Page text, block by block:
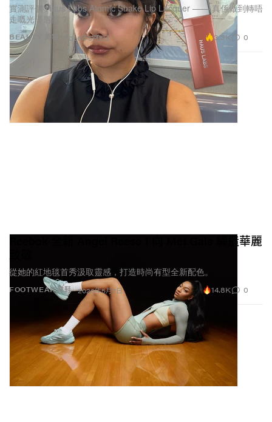
BEAUTY 美容
實測評價 Haus Labs Atomic Shake Lip Lacquer —— 真係做到轉唔
走嘅光澤唇妝？
2026年5月7日 3.3K 0
FOOTWEAR 球鞋
Reebok 全新 Angel Reese 1 向 Met Gala 締造華麗
致敬
從她的紅地毯首秀汲取靈感，打造時尚有型全新配色。
2026年5月7日 14.8K 0